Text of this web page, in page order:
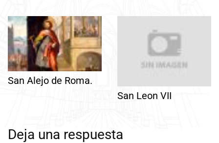
San Alejo de Roma.
San Leon VII
Deja una respuesta